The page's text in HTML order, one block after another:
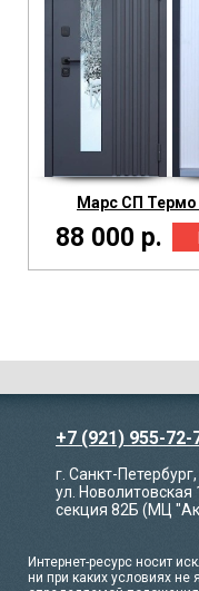
Марс СП Термо
88 000 р.
+7 (921) 955-72-
г. Санкт-Петербург,
ул. Новолитовская
секция 82Б (МЦ
Интернет-ресурс носит
ни при каких условиях не